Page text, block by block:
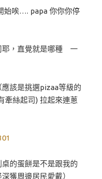
始唉…. papa 你你你停
耶，直覺就是哪種 一
該是挑選pizaa等級的
牽絲起司) 拉起來連蔥
的蛋餅是不是跟我的
獲周邊居民愛戴）